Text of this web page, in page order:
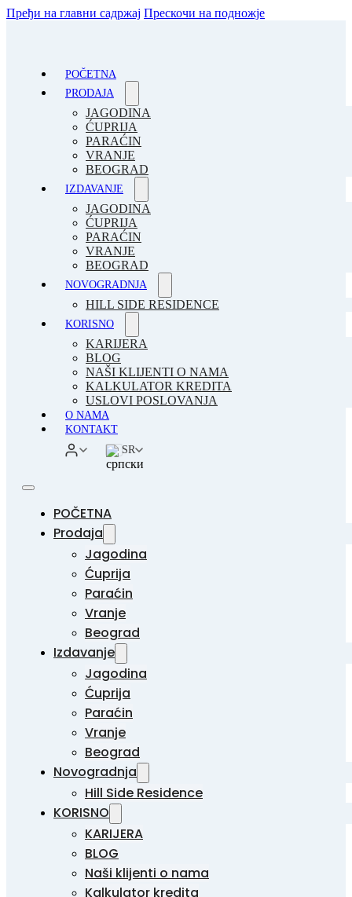
Пређи на главни садржај Прескочи на подножје
POČETNA
PRODAJA
JAGODINA
ĆUPRIJA
PARAĆIN
VRANJE
BEOGRAD
IZDAVANJE
JAGODINA
ĆUPRIJA
PARAĆIN
VRANJE
BEOGRAD
NOVOGRADNJA
HILL SIDE RESIDENCE
KORISNO
KARIJERA
BLOG
NAŠI KLIJENTI O NAMA
KALKULATOR KREDITA
USLOVI POSLOVANJA
O NAMA
KONTAKT
SR
POČETNA
Prodaja
Jagodina
Ćuprija
Paraćin
Vranje
Beograd
Izdavanje
Jagodina
Ćuprija
Paraćin
Vranje
Beograd
Novogradnja
Hill Side Residence
KORISNO
KARIJERA
BLOG
Naši klijenti o nama
Kalkulator kredita